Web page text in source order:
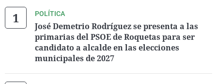
POLÍTICA
José Demetrio Rodríguez se presenta a las
primarias del PSOE de Roquetas para ser
candidato a alcalde en las elecciones
municipales de 2027